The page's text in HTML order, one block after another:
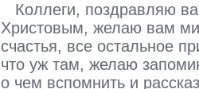
Коллеги, поздравляю
Христовым, желаю вам
счастья, все остальное
что уж там, желаю
о чем вспомнить и